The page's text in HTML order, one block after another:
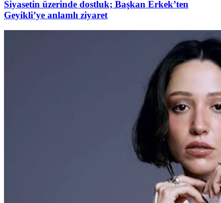
Siyasetin üzerinde dostluk; Başkan Erkek’ten
Geyikli’ye anlamlı ziyaret